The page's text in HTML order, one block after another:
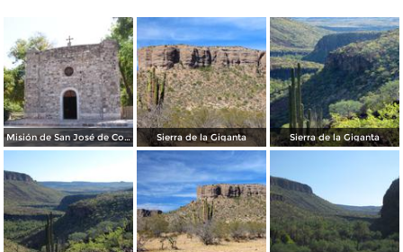
Misión de San José de Comondú. Sierra de la Giganta Sierra de la Giganta